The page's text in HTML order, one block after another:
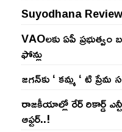
Suyodhana
VAOల‌కు ఏపీ
ఫోన్లు
జ‌గ‌న్‌కు ‘ క‌మ్మ ‘ టి ప్రేమ
రాజ‌కీయాల్లో రేర్ రికార్డ్
ఆఫ్ట‌ర్‌..!